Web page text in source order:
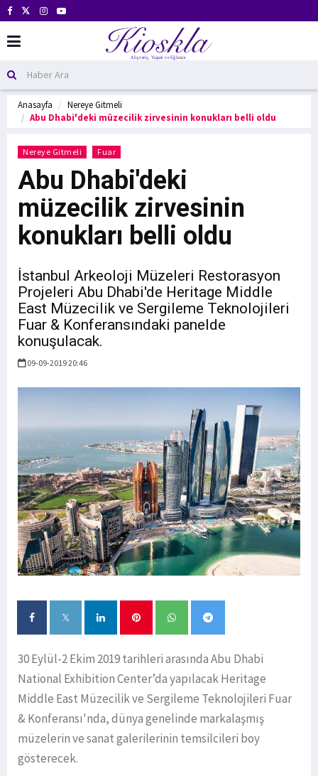
Anasayfa
Nereye Gitmeli
Abu Dhabi'deki müzecilik zirvesinin konukları belli oldu
Nereye Gitmeli Fuar
Abu Dhabi'deki
müzecilik zirvesinin
konukları belli oldu
İstanbul Arkeoloji Müzeleri Restorasyon
Projeleri Abu Dhabi'de Heritage Middle
East Müzecilik ve Sergileme Teknolojileri
Fuar & Konferansındaki panelde
konuşulacak.
09-09-2019 20:46
30 Eylül-2 Ekim 2019 tarihleri arasında Abu Dhabi
National Exhibition Center’da yapılacak Heritage
Middle East Müzecilik ve Sergileme Teknolojileri Fuar
& Konferansı'nda, dünya genelinde markalaşmış
müzelerin ve sanat galerilerinin temsilcileri boy
gösterecek.